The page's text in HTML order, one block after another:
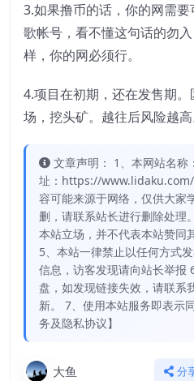
3.如果撸币的话，你的网需
歌帐号，看不懂这句话的勿
样，你的网必须行。
4.项目在初期，还在发售期
场，挖头矿。越往后风险越高
文章声明： 1、本网站名称
址：https://www.lidaku.com/
容可能来源于网络，仅供大家
删，请联系站长进行删除处理
本站立场，并不代表本站赞同
5、本站一律禁止以任何方式
信息，访客发现请向站长举报
盘，如发现链接失效，请联系
新。 7、使用本站服务即表示
务及隐私协议】
大鱼 分